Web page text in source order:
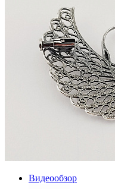
Видеообзор